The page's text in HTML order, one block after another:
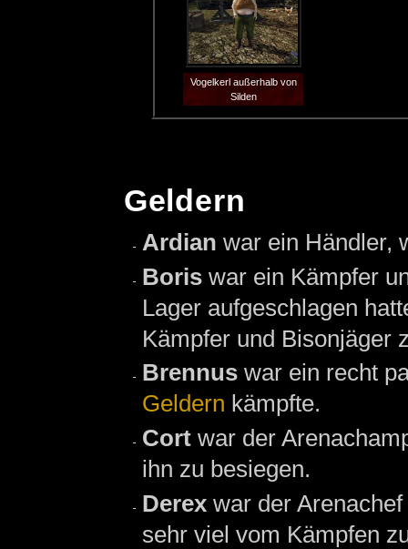
Vogelkerl außerhalb von
Silden
Geldern
Ardian war ein Händler,
Boris war ein Kämpfer
Lager aufgeschlagen
Kämpfer und Bisonjäger
Brennus war ein recht
Geldern kämpfte.
Cort war der
ihn zu besiegen.
Derex war der
sehr viel vom Kämpfen